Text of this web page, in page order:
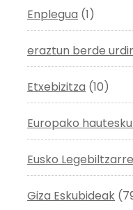
Enplegua (1)
eraztun berde
Etxebizitza (10)
Europako
Eusko
Giza Eskubideak